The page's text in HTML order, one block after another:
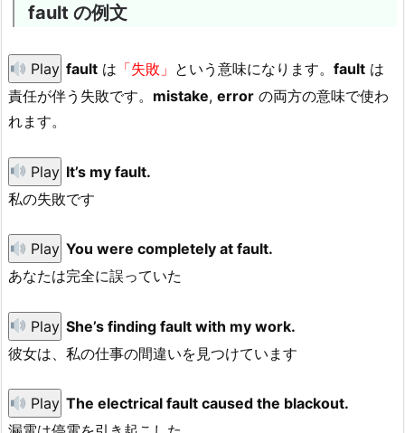
fault の例文
Play fault は 「失敗」 という意味になります。fault は
責任が伴う失敗です。 mistake, error の両方の意味で使わ
れます。
Play It’s my fault.
私の失敗です
Play You were completely at fault.
あなたは完全に誤っていた
Play She’s finding fault with my work.
彼女は、私の仕事の間違いを見つけています
Play The electrical fault caused the blackout.